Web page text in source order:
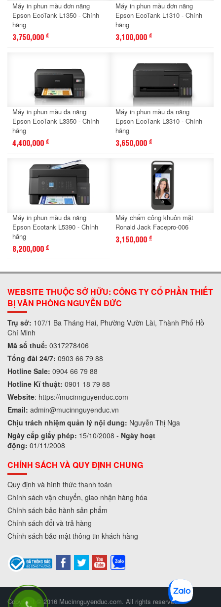
Máy in phun màu đơn năng
Epson EcoTank L1350 - Chính
hãng
3,750,000 đ
Máy in phun màu đơn năng
Epson EcoTank L1310 - Chính
hãng
3,100,000 đ
Máy in phun màu đa năng
Epson EcoTank L3350 - Chính
hãng
4,400,000 đ
Máy in phun màu đa năng
Epson EcoTank L3310 - Chính
hãng
3,650,000 đ
Máy in phun màu đa năng
Epson Ecotank L5390 - Chính
hãng
8,200,000 đ
Máy chấm công khuôn mặt
Ronald Jack Facepro-006
3,150,000 đ
WEBSITE THUỘC SỞ HỮU: CÔNG TY CỔ PHẦN THIẾT
BỊ VĂN PHÒNG NGUYỄN ĐỨC
Trụ sở: 107/1 Ba Tháng Hai, Phường Vườn Lài, Thành Phố Hồ
Chí Minh
Mã số thuế: 0317278406
Tổng đài 24/7: 0903 66 79 88
Hotline Sale: 0904 66 79 88
Hotline Kĩ thuật: 0901 18 79 88
Website: https://mucinnguyenduc.com
Email: admin@mucinnguyenduc.vn
Chịu trách nhiệm quản lý nội dung: Nguyễn Thị Nga
Ngày cấp giấy phép: 15/10/2008 - Ngày hoạt
động: 01/11/2008
CHÍNH SÁCH VÀ QUY ĐỊNH CHUNG
Quy định và hình thức thanh toán
Chính sách vận chuyển, giao nhận hàng hóa
Chính sách bảo hành sản phẩm
Chính sách đổi và trả hàng
Chính sách bảo mật thông tin khách hàng
Copyright © 2016 Mucinnguyenduc.com. All rights reserved.